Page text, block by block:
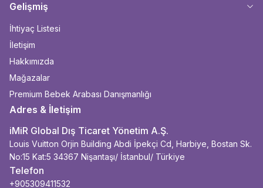
Gelişmiş
İhtiyaç Listesi
İletişim
Hakkımızda
Mağazalar
Premium Bebek Arabası Danışmanlığı
Adres & İletişim
iMiR Global Dış Ticaret Yönetim A.Ş.
Louis Vuitton Orjin Building Abdi İpekçi Cd, Harbiye, Bostan Sk.
No:15 Kat:5 34367 Nişantaşı/ İstanbul/ Türkiye
Telefon
+905309411532